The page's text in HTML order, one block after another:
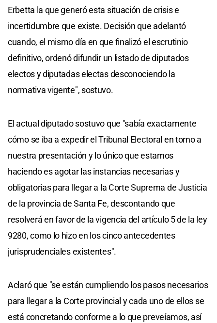
Erbetta la que generó esta situación de crisis e
incertidumbre que existe. Decisión que adelantó
cuando, el mismo día en que finalizó el escrutinio
definitivo, ordenó difundir un listado de diputados
electos y diputadas electas desconociendo la
normativa vigente", sostuvo.
El actual diputado sostuvo que "sabía exactamente
cómo se iba a expedir el Tribunal Electoral en torno a
nuestra presentación y lo único que estamos
haciendo es agotar las instancias necesarias y
obligatorias para llegar a la Corte Suprema de Justicia
de la provincia de Santa Fe, descontando que
resolverá en favor de la vigencia del artículo 5 de la ley
9280, como lo hizo en los cinco antecedentes
jurisprudenciales existentes".
Aclaró que "se están cumpliendo los pasos necesarios
para llegar a la Corte provincial y cada uno de ellos se
está concretando conforme a lo que preveíamos, así